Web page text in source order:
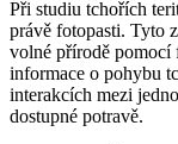
Při studiu tchořích
právě fotopasti. Tyto
volné přírodě pomocí
informace o pohybu
interakcích mezi
dostupné potravě.